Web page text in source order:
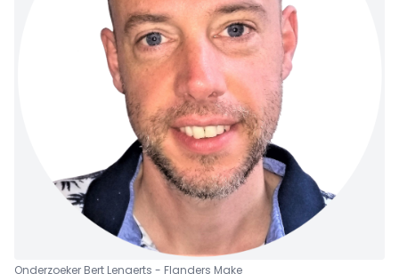
Onderzoeker Bert Lenaerts - Flanders Make